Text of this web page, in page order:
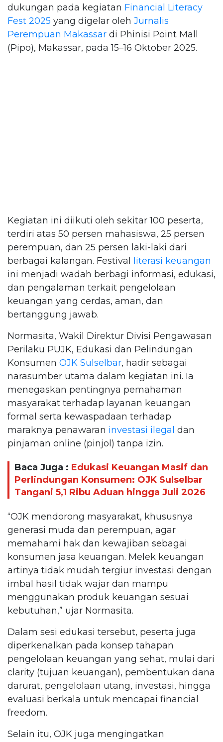
dukungan pada kegiatan Financial Literacy
Fest 2025 yang digelar oleh Jurnalis
Perempuan Makassar di Phinisi Point Mall
(Pipo), Makassar, pada 15–16 Oktober 2025.
Kegiatan ini diikuti oleh sekitar 100 peserta,
terdiri atas 50 persen mahasiswa, 25 persen
perempuan, dan 25 persen laki-laki dari
berbagai kalangan. Festival
literasi keuangan
ini menjadi wadah berbagi informasi, edukasi,
dan pengalaman terkait pengelolaan
keuangan yang cerdas, aman, dan
bertanggung jawab.
Normasita, Wakil Direktur Divisi Pengawasan
Perilaku PUJK, Edukasi dan Pelindungan
Konsumen OJK Sulselbar, hadir sebagai
narasumber utama dalam kegiatan ini. Ia
menegaskan pentingnya pemahaman
masyarakat terhadap layanan keuangan
formal serta kewaspadaan terhadap
maraknya penawaran investasi ilegal dan
pinjaman online (pinjol) tanpa izin.
Baca Juga : Edukasi Keuangan Masif dan
Perlindungan Konsumen: OJK Sulselbar
Tangani 5,1 Ribu Aduan hingga Juli 2026
“OJK mendorong masyarakat, khususnya
generasi muda dan perempuan, agar
memahami hak dan kewajiban sebagai
konsumen jasa keuangan. Melek keuangan
artinya tidak mudah tergiur investasi dengan
imbal hasil tidak wajar dan mampu
menggunakan produk keuangan sesuai
kebutuhan,” ujar Normasita.
Dalam sesi edukasi tersebut, peserta juga
diperkenalkan pada konsep tahapan
pengelolaan keuangan yang sehat, mulai dari
clarity (tujuan keuangan), pembentukan dana
darurat, pengelolaan utang, investasi, hingga
evaluasi berkala untuk mencapai financial
freedom.
Selain itu, OJK juga mengingatkan